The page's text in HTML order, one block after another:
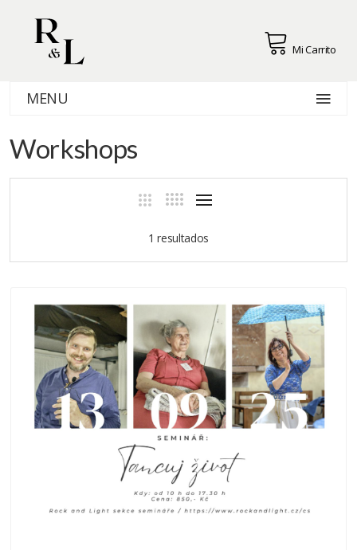
Mi Carrito
MENU
Workshops
1 resultados